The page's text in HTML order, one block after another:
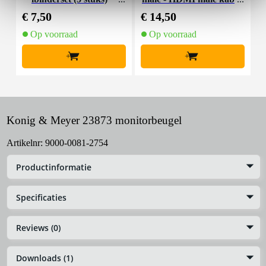
€ 7,50
Op voorraad
+
€ 14,50
Op voorraad
+
Konig & Meyer 23873 monitorbeugel
Artikelnr: 9000-0081-2754
Productinformatie
Specificaties
Reviews (0)
Downloads (1)